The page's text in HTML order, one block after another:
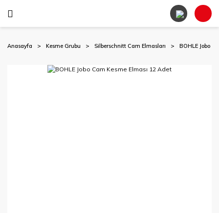
Anasayfa Kesme Grubu Silberschnitt Cam Elmasları BOHLE Jobo